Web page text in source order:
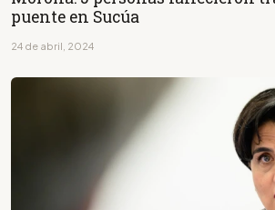
puente en Sucúa
24 de abril, 2024